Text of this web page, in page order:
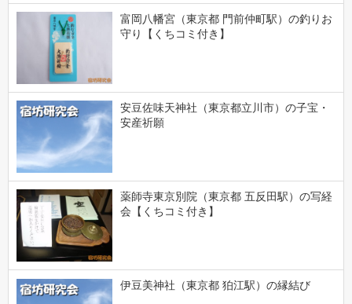
富岡八幡宮（東京都 門前仲町駅）の釣りお
守り【くちコミ付き】
安豆佐味天神社（東京都立川市）の子宝・
安産祈願
薬師寺東京別院（東京都 五反田駅）の写経
会【くちコミ付き】
伊豆美神社（東京都 狛江駅）の縁結び